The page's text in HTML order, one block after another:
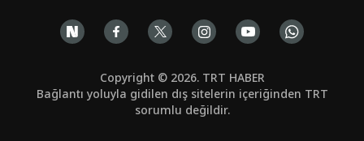
Copyright © 2026. TRT HABER
Bağlantı yoluyla gidilen dış sitelerin içeriğinden TRT
sorumlu değildir.